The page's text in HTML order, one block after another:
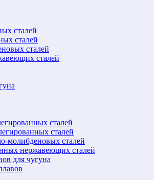
сталей
сталей
сталей
сталей
сталей
сталей
молибденовых сталей
нержавеющих сталей
для чугуна